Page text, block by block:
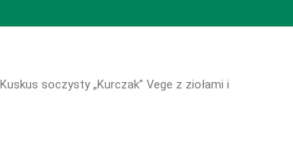
soczysty „Kurczak” Vege z ziołami i